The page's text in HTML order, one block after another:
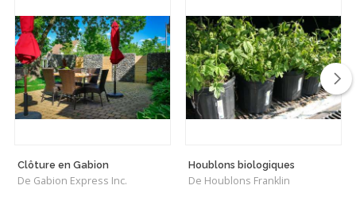
Clôture en Gabion
De Gabion Express Inc.
Houblons biologiques
De Houblons Franklin